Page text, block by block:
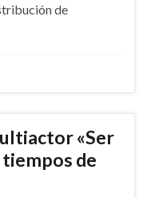
de
«Ser
de